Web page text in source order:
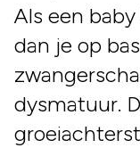
Als een
dan je op
dysmatuur.